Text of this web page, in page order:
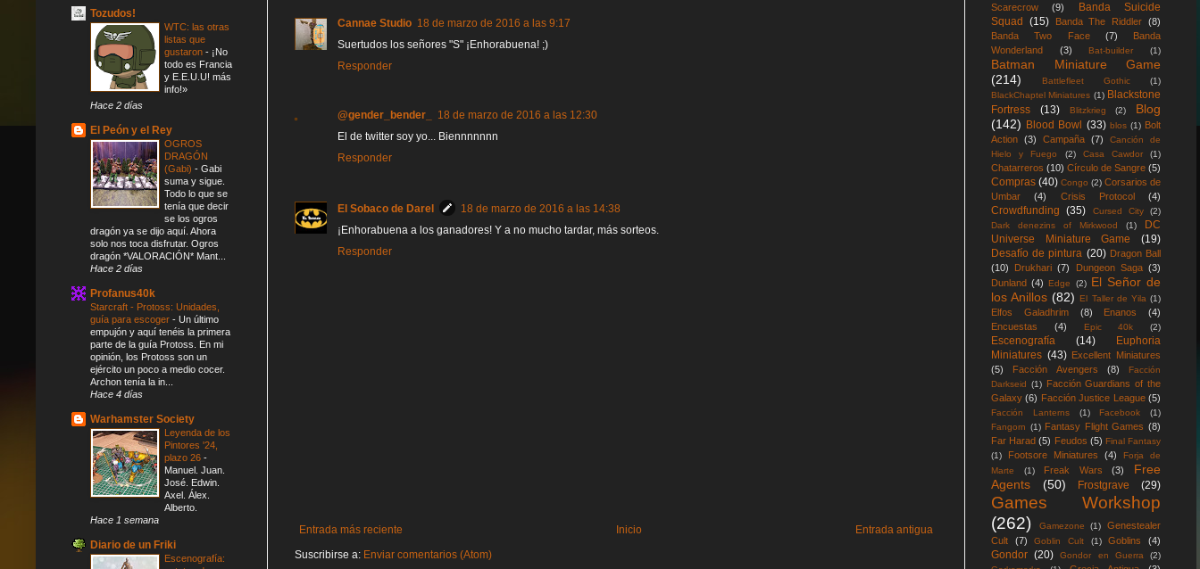
Cannae Studio 18 de marzo de 2016 a las 9:17
Suertudos los señores "S" ¡Enhorabuena! ;)
Responder
@gender_bender_
18 de marzo de 2016 a las 12:30
El de twitter soy yo... Biennnnnnn
Responder
El Sobaco de Darel
18 de marzo de 2016 a las 14:38
¡Enhorabuena a los ganadores! Y a no mucho tardar, más sorteos.
Responder
Entrada más reciente Entrada antigua
Inicio
Suscribirse a: Enviar comentarios (Atom)
Tozudos!
WTC: las otras
listas que
gustaron - ¡No
todo es Francia
y E.E.U.U! más
info!»
Hace 2 días
El Peón y el Rey
OGROS
DRAGÓN
(Gabi) - Gabi
suma y sigue.
Todo lo que se
tenía que decir
se los ogros
dragón ya se dijo aquí. Ahora
solo nos toca disfrutar. Ogros
dragón *VALORACIÓN* Mant...
Hace 2 días
Profanus40k
Starcraft - Protoss: Unidades,
guía para escoger - Un último
empujón y aquí tenéis la primera
parte de la guía Protoss. En mi
opinión, los Protoss son un
ejército un poco a medio cocer.
Archon tenía la in...
Hace 4 días
Warhamster Society
Leyenda de los
Pintores '24,
plazo 26 -
Manuel. Juan.
José. Edwin.
Axel. Álex.
Alberto.
Hace 1 semana
Diario de un Friki
Escenografía:
Scarecrow
(9)
Banda Suicide
Squad
(15) Banda The Riddler (8)
Banda Two Face
(7)
Banda
Wonderland
(3) Bat-builder (1)
Batman Miniature Game
(214)
Battlefleet Gothic
(1)
BlackChaptel Miniatures (1) Blackstone
Fortress
(13) Blitzkrieg (2)
Blog
(142) Blood Bowl (33) blos (1) Bolt
Action (3) Campaña (7)
Canción de
Hielo y Fuego
(2) Casa Cawdor (1)
Chatarreros (10) Círculo de Sangre (5)
Compras (40) Congo (2) Corsarios de
Umbar
(4) Crisis Protocol (4)
Crowdfunding (35) Cursed City
(2)
Dark denezins of Mirkwood
(1)
DC
Universe Miniature Game
(19)
Desafío de pintura (20) Dragon Ball
(10)
Drukhari (7) Dungeon Saga (3)
Dunland (4) Edge (2) El Señor de
los Anillos (82) El Taller de Yila (1)
Elfos Galadhrim (8) Enanos
(4)
Encuestas
(4) Epic 40k (2)
Escenografía (14)
Euphoria
Miniatures (43) Excellent Miniatures
(5)
Facción Avengers (8)
Facción
Darkseid (1) Facción Guardians of the
Galaxy (6) Facción Justice League (5)
Facción Lanterns (1) Facebook
(1)
Fangorn (1) Fantasy Flight Games (8)
Far Harad (5) Feudos (5) Final Fantasy
(1)
Footsore Miniatures (4)
Forja de
Marte
(1) Freak Wars (3)
Free
Agents
(50) Frostgrave (29)
Games Workshop
(262)
Gamezone (1)
Genestealer
Cult
(7) Goblin Cult (1) Goblins (4)
Gondor (20) Gondor en Guerra
(2)